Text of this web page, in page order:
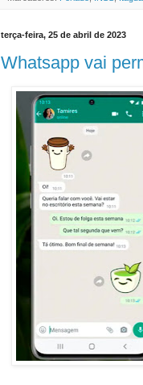
terça-feira, 25 de abril de 2023
Whatsapp vai